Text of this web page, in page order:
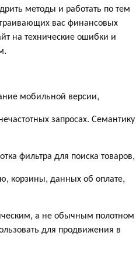
методы и работать по тем
вас финансовых
на технические ошибки и
мобильной версии,
запросах. Семантику
фильтра для поиска товаров,
корзины, данных об оплате,
а не обычным полотном
для продвижения в